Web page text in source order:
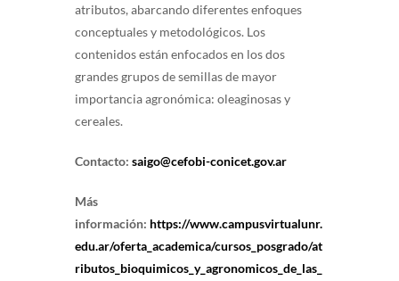
atributos, abarcando diferentes enfoques
conceptuales y metodológicos. Los
contenidos están enfocados en los dos
grandes grupos de semillas de mayor
importancia agronómica: oleaginosas y
cereales.
Contacto: saigo@cefobi-conicet.gov.ar
Más
información: https://www.campusvirtualunr.
edu.ar/oferta_academica/cursos_posgrado/at
ributos_bioquimicos_y_agronomicos_de_las_